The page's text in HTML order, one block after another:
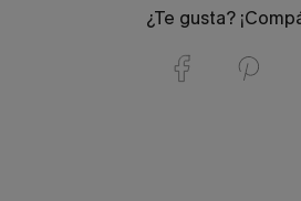
¿Te gusta?